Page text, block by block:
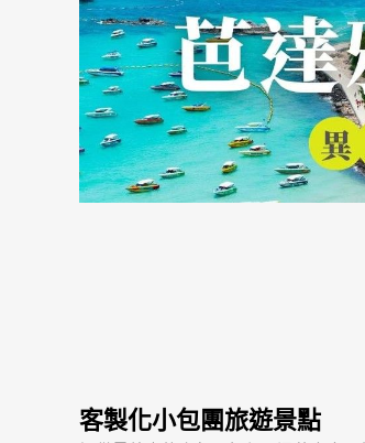
客製化小包團旅遊景點